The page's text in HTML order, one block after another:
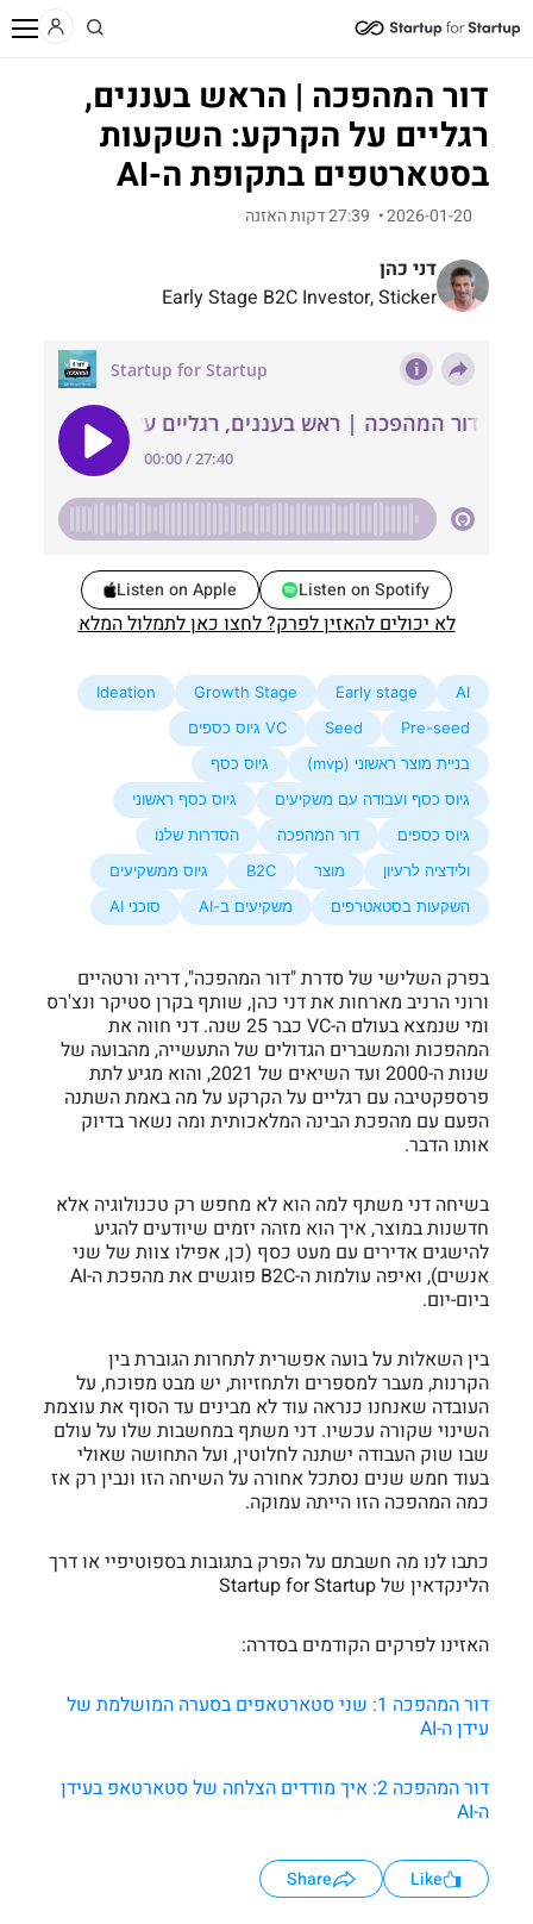
/ תוכן / פודקאסט
דור המהפכה | הראש בעננים,
רגליים על הקרקע: השקעות
בסטארטפים בתקופת ה-AI
2026-01-20 27:39 דקות האזנה
דני כהן
Early Stage B2C Investor, Sticker
לא יכולים להאזין לפרק? לחצו כאן לתמלול המלא
Listen on Spotify
Listen on Apple
AI
Early stage
Growth Stage
Ideation
Pre-seed
Seed
VC גיוס כספים
בניית מוצר ראשוני (mvp)
גיוס כסף
גיוס כסף ועבודה עם משקיעים
גיוס כסף ראשוני
גיוס כספים
דור המהפכה
הסדרות שלנו
ולידציה לרעיון
מוצר B2C
גיוס ממשקיעים
השקעות בסטאטרפים
משקיעים ב-AI סוכני AI
בפרק השלישי של סדרת "דור המהפכה", דריה ורטהיים
ורוני הרניב מארחות את דני כהן, שותף בקרן סטיקר ונצ'רס
ומי שנמצא בעולם ה-VC כבר 25 שנה. דני חווה את
המהפכות והמשברים הגדולים של התעשייה, מהבועה של
שנות ה-2000 ועד השיאים של 2021, והוא מגיע לתת
פרספקטיבה עם רגליים על הקרקע על מה באמת השתנה
הפעם עם מהפכת הבינה המלאכותית ומה נשאר בדיוק
אותו הדבר.
בשיחה דני משתף למה הוא לא מחפש רק טכנולוגיה אלא
חדשנות במוצר, איך הוא מזהה יזמים שיודעים להגיע
להישגים אדירים עם מעט כסף (כן, אפילו צוות של שני
אנשים), ואיפה עולמות ה-B2C פוגשים את מהפכת ה-AI
ביום-יום.
בין השאלות על בועה אפשרית לתחרות הגוברת בין
הקרנות, מעבר למספרים ולתחזיות, יש מבט מפוכח, על
העובדה שאנחנו כנראה עוד לא מבינים עד הסוף את עוצמת
השינוי שקורה עכשיו. דני משתף במחשבות שלו על עולם
שבו שוק העבודה ישתנה לחלוטין, ועל התחושה שאולי
בעוד חמש שנים נסתכל אחורה על השיחה הזו ונבין רק אז
כמה המהפכה הזו הייתה עמוקה.
כתבו לנו מה חשבתם על הפרק בתגובות בספוטיפיי או דרך
הלינקדאין של Startup for Startup
האזינו לפרקים הקודמים בסדרה:
דור המהפכה 1: שני סטארטאפים בסערה המושלמת של
עידן ה-AI
דור המהפכה 2: איך מודדים הצלחה של סטארטאפ בעידן
ה-AI
Like
Share